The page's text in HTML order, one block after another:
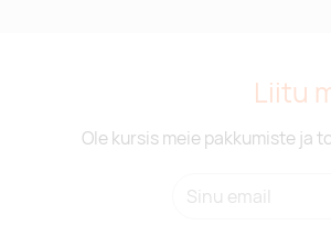
Liitu
Ole kursis meie pakkumiste ja